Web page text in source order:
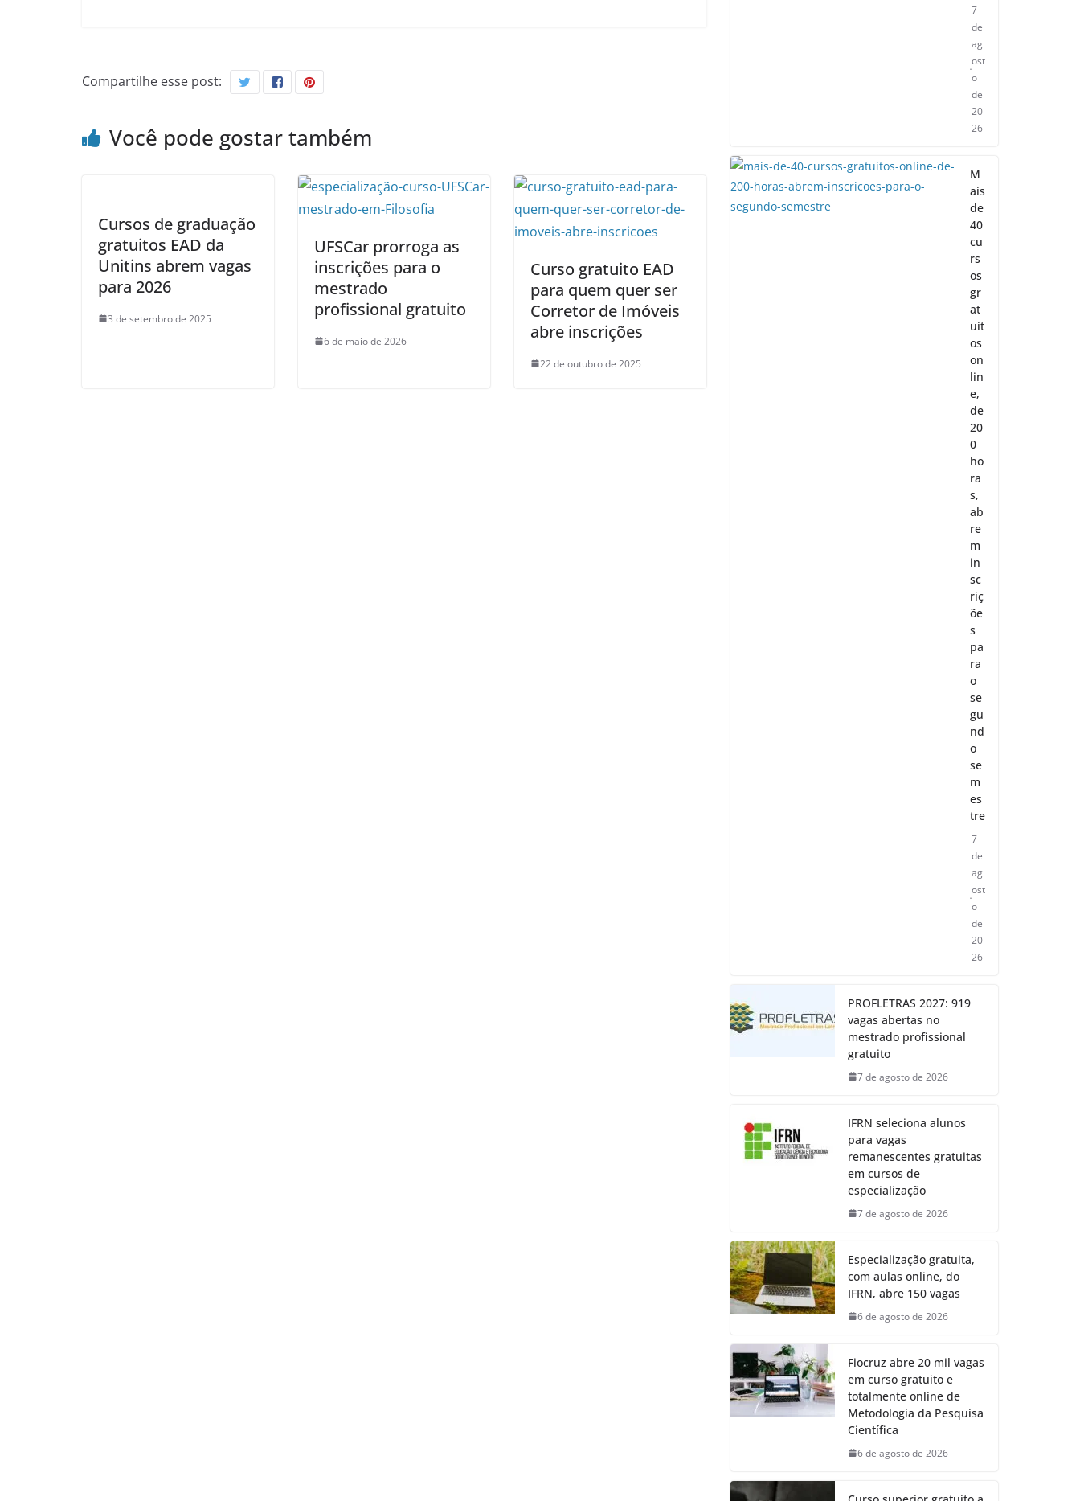
Compartilhe esse post:
Você pode gostar também
Cursos de graduação
gratuitos EAD da
Unitins abrem vagas
para 2026
3 de setembro de 2025
UFSCar prorroga as
inscrições para o
mestrado
profissional gratuito
6 de maio de 2026
Curso gratuito EAD
para quem quer ser
Corretor de Imóveis
abre inscrições
22 de outubro de 2025
7
de
ag
ost
o
de
20
26
M
ais
de
40
cu
rs
os
gr
at
uit
os
on
lin
e,
de
20
0
ho
ra
s,
ab
re
m
in
sc
riç
õe
s
pa
ra
o
se
gu
nd
o
se
m
es
tre
7
de
ag
ost
o
de
20
26
PROFLETRAS 2027: 919
vagas abertas no
mestrado profissional
gratuito
7 de agosto de 2026
IFRN seleciona alunos
para vagas
remanescentes gratuitas
em cursos de
especialização
7 de agosto de 2026
Especialização gratuita,
com aulas online, do
IFRN, abre 150 vagas
6 de agosto de 2026
Fiocruz abre 20 mil vagas
em curso gratuito e
totalmente online de
Metodologia da Pesquisa
Científica
6 de agosto de 2026